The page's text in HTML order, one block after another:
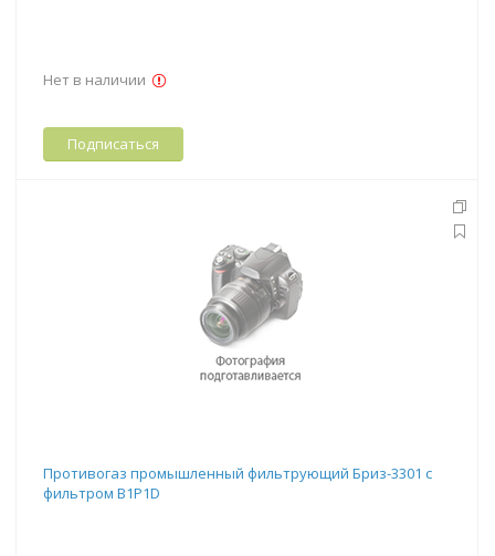
Нет в наличии
Подписаться
Противогаз промышленный фильтрующий Бриз-3301 с
фильтром В1Р1D